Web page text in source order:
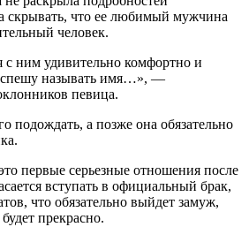
скрывать, что ее любимый мужчина
человек.
с ним удивительно комфортно и
называть имя…», —
певица.
подождать, а позже она обязательно
первые серьезные отношения после
вступать в официальный брак,
что обязательно выйдет замуж,
прекрасно.